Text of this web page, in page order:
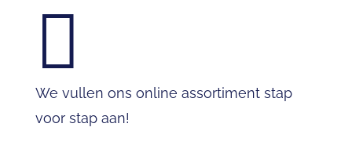

We vullen ons online assortiment stap
voor stap aan!